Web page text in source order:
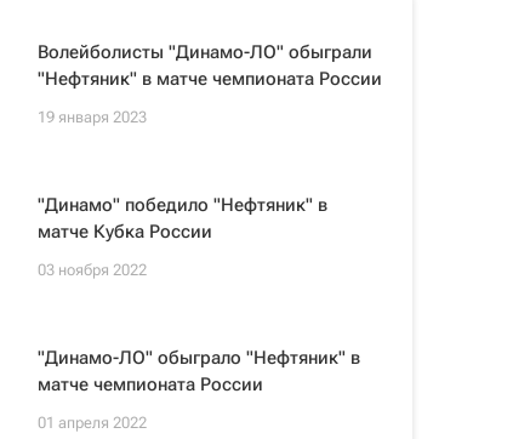
Волейболисты "Динамо-ЛО" обыграли
"Нефтяник" в матче чемпионата России
19 января 2023
"Динамо" победило "Нефтяник" в
матче Кубка России
03 ноября 2022
"Динамо-ЛО" обыграло "Нефтяник" в
матче чемпионата России
01 апреля 2022